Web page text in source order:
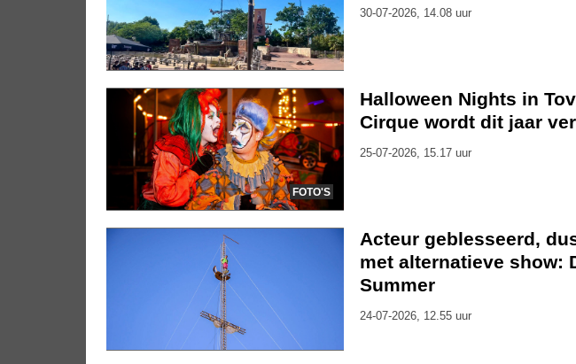
30-07-2026, 14.08 uur
FOTO'S
Halloween Nights in
Cirque wordt dit jaar
25-07-2026, 15.17 uur
Acteur geblesseerd,
met alternatieve show:
Summer
24-07-2026, 12.55 uur